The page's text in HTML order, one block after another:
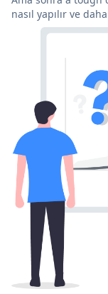
nasıl yapılır ve